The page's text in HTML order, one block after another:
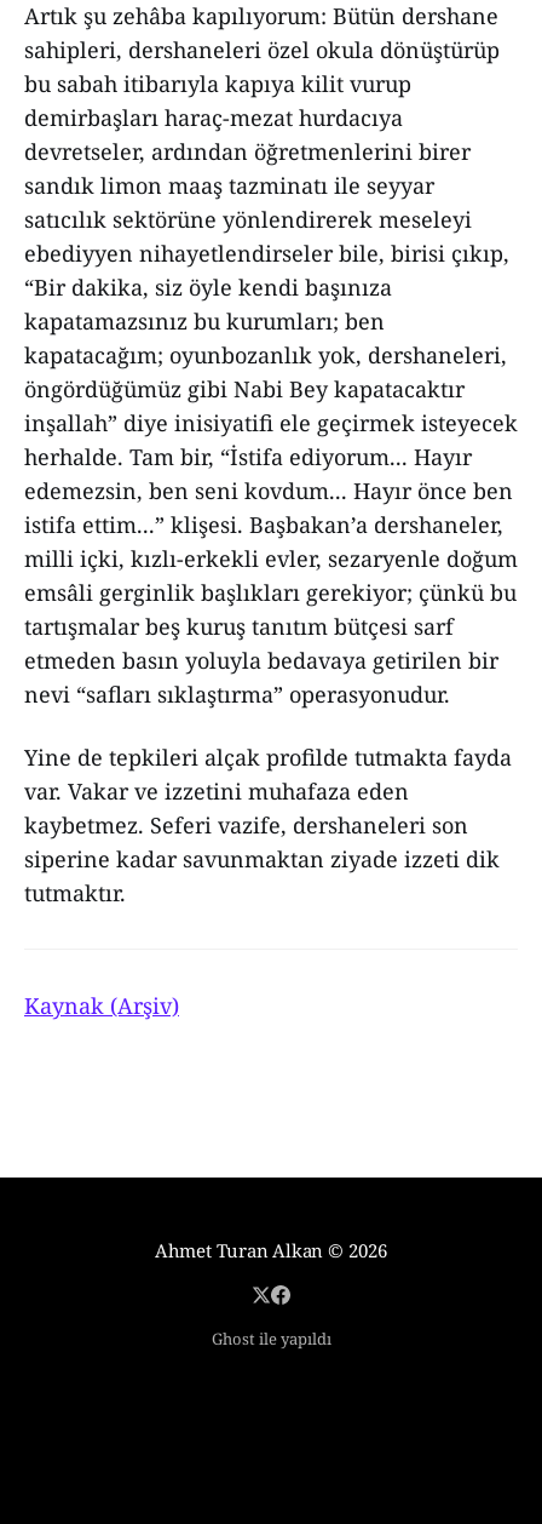
Artık şu zehâba kapılıyorum: Bütün dershane
sahipleri, dershaneleri özel okula dönüştürüp
bu sabah itibarıyla kapıya kilit vurup
demirbaşları haraç-mezat hurdacıya
devretseler, ardından öğretmenlerini birer
sandık limon maaş tazminatı ile seyyar
satıcılık sektörüne yönlendirerek meseleyi
ebediyyen nihayetlendirseler bile, birisi çıkıp,
“Bir dakika, siz öyle kendi başınıza
kapatamazsınız bu kurumları; ben
kapatacağım; oyunbozanlık yok, dershaneleri,
öngördüğümüz gibi Nabi Bey kapatacaktır
inşallah” diye inisiyatifi ele geçirmek isteyecek
herhalde. Tam bir, “İstifa ediyorum... Hayır
edemezsin, ben seni kovdum... Hayır önce ben
istifa ettim...” klişesi. Başbakan’a dershaneler,
milli içki, kızlı-erkekli evler, sezaryenle doğum
emsâli gerginlik başlıkları gerekiyor; çünkü bu
tartışmalar beş kuruş tanıtım bütçesi sarf
etmeden basın yoluyla bedavaya getirilen bir
nevi “safları sıklaştırma” operasyonudur.
Yine de tepkileri alçak profilde tutmakta fayda
var. Vakar ve izzetini muhafaza eden
kaybetmez. Seferi vazife, dershaneleri son
siperine kadar savunmaktan ziyade izzeti dik
tutmaktır.
Kaynak (Arşiv)
Ahmet Turan Alkan © 2026
Ghost ile yapıldı